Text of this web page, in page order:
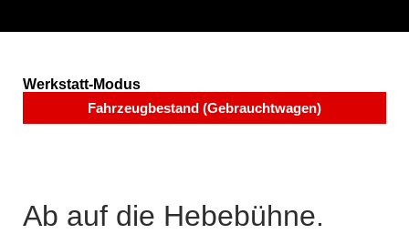
Werkstatt-Modus
Fahrzeugbestand (Gebrauchtwagen)
Ab auf die Hebebühne.